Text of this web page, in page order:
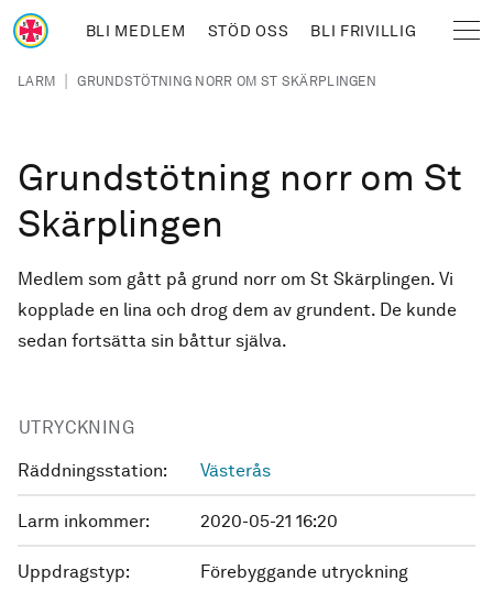
Hoppa till huvudinnehåll
BLI MEDLEM STÖD OSS BLI FRIVILLIG
Länkstig
LARM | GRUNDSTÖTNING NORR OM ST SKÄRPLINGEN
Grundstötning norr om St
Skärplingen
Medlem som gått på grund norr om St Skärplingen. Vi
kopplade en lina och drog dem av grundent. De kunde
sedan fortsätta sin båttur själva.
UTRYCKNING
Räddningsstation: Västerås
Larm inkommer: 2020-05-21 16:20
Uppdragstyp: Förebyggande utryckning